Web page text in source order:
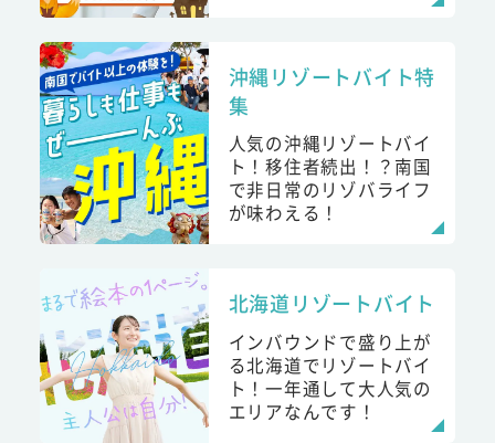
沖縄リゾートバイト特
集
人気の沖縄リゾートバイ
ト！移住者続出！？南国
で非日常のリゾバライフ
が味わえる！
北海道リゾートバイト
インバウンドで盛り上が
る北海道でリゾートバイ
ト！一年通して大人気の
エリアなんです！